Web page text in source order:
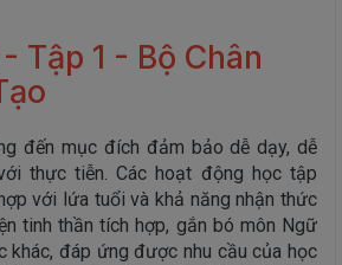
Tập 1 - Bộ Chân
đến mục đích đảm bảo dễ dạy, dễ
thực tiễn. Các hoạt động học tập
với lứa tuổi và khả năng nhận thức
tinh thần tích hợp, gắn bó môn Ngữ
khác, đáp ứng được nhu cầu của học